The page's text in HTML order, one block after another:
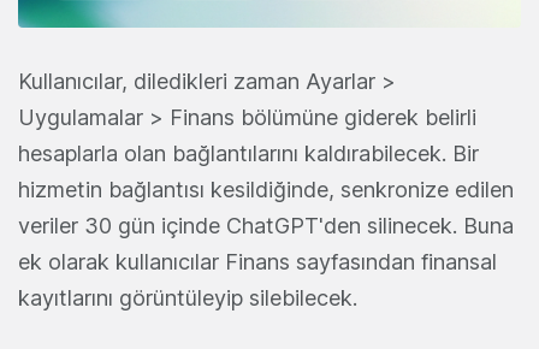
Kullanıcılar, diledikleri zaman Ayarlar >
Uygulamalar > Finans bölümüne giderek belirli
hesaplarla olan bağlantılarını kaldırabilecek. Bir
hizmetin bağlantısı kesildiğinde, senkronize edilen
veriler 30 gün içinde ChatGPT'den silinecek. Buna
ek olarak kullanıcılar Finans sayfasından finansal
kayıtlarını görüntüleyip silebilecek.